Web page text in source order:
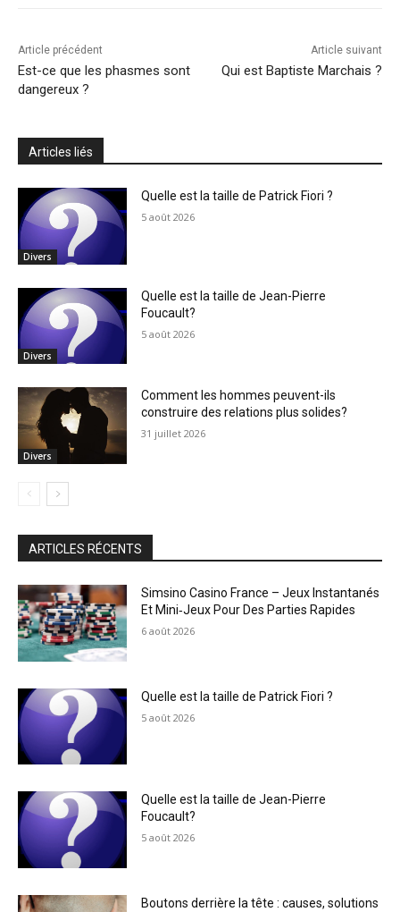
Article précédent
Est-ce que les phasmes sont
dangereux ?
Article suivant
Qui est Baptiste Marchais ?
Articles liés
Divers
Quelle est la taille de Patrick Fiori ?
5 août 2026
Divers
Quelle est la taille de Jean-Pierre
Foucault?
5 août 2026
Divers
Comment les hommes peuvent-ils
construire des relations plus solides?
31 juillet 2026
ARTICLES RÉCENTS
Simsino Casino France – Jeux Instantanés
Et Mini‑Jeux Pour Des Parties Rapides
6 août 2026
Quelle est la taille de Patrick Fiori ?
5 août 2026
Quelle est la taille de Jean-Pierre
Foucault?
5 août 2026
Boutons derrière la tête : causes, solutions